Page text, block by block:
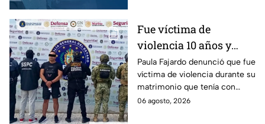
Fue víctima de
violencia 10 años y
hasta ahora detienen al
presunto agresor: el
caso de Paula Fajardo
Paula Fajardo denunció que fue
víctima de violencia durante su
matrimonio que tenía con
Jorge Francisco “N”, quien fue
06 agosto, 2026